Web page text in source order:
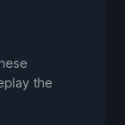
the